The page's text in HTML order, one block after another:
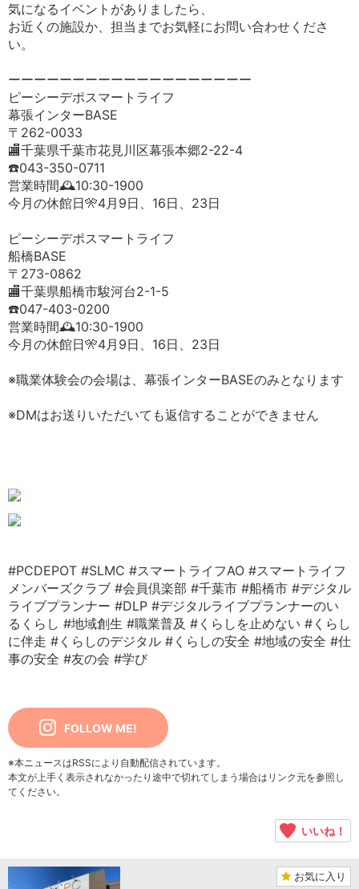
気になるイベントがありましたら、
お近くの施設か、担当までお気軽にお問い合わせくださ
い。
ーーーーーーーーーーーーーーーーーーー
ピーシーデポスマートライフ
幕張インターBASE
〒262-0033
🏬千葉県千葉市花見川区幕張本郷2-22-4
☎️043-350-0711
営業時間🕰️10:30-1900
今月の休館日🎌4月9日、16日、23日
ピーシーデポスマートライフ
船橋BASE
〒273-0862
🏬千葉県船橋市駿河台2-1-5
☎️047-403-0200
営業時間🕰️10:30-1900
今月の休館日🎌4月9日、16日、23日
※職業体験会の会場は、幕張インターBASEのみとなります
※DMはお送りいただいても返信することができません
#PCDEPOT #SLMC #スマートライフAO #スマートライフ
メンバーズクラブ #会員倶楽部 #千葉市 #船橋市 #デジタル
ライブプランナー #DLP #デジタルライブプランナーのい
るくらし #地域創生 #職業普及 #くらしを止めない #くらし
に伴走 #くらしのデジタル #くらしの安全 #地域の安全 #仕
事の安全 #友の会 #学び
FOLLOW ME!
※本ニュースはRSSにより自動配信されています。
本文が上手く表示されなかったり途中で切れてしまう場合はリンク元を参照し
てください。
いいね！
お気に入り